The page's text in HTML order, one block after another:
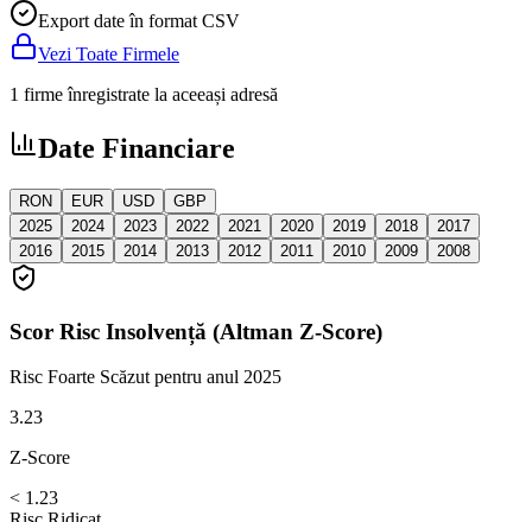
Export date în format CSV
Vezi Toate Firmele
1 firme înregistrate la aceeași adresă
Date Financiare
RON EUR USD
GBP
2025
2024 2023 2022 2021 2020 2019 2018
2017
2016
2015 2014 2013 2012 2011 2010 2009 2008
Scor Risc Insolvență (Altman Z-Score)
Risc Foarte Scăzut pentru anul 2025
3.23
Z-Score
< 1.23